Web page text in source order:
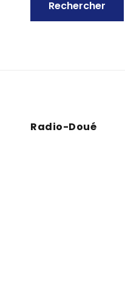
Radio-Doué